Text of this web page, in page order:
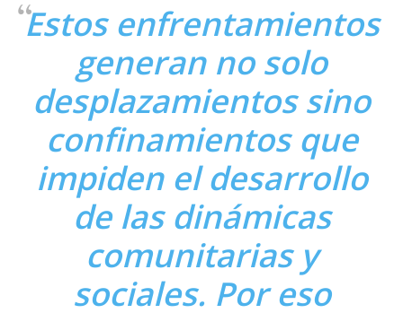
Estos enfrentamientos
generan no solo
desplazamientos sino
confinamientos que
impiden el desarrollo
de las dinámicas
comunitarias y
sociales. Por eso